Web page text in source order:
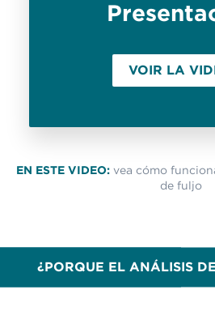
VOIR LA
EN ESTE VIDEO: vea cómo
de fuljo
¿PORQUE EL ANÁLISIS